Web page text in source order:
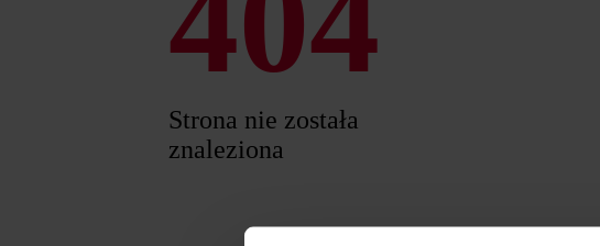
Strona nie została
znaleziona